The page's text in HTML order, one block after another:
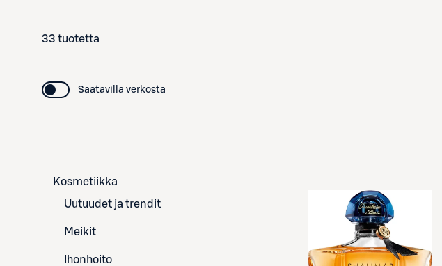
33 tuotetta
Saatavilla verkosta
Kosmetiikka
Uutuudet ja trendit
Meikit
Ihonhoito